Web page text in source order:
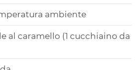
ambiente
al caramello (1 cucchiaino da